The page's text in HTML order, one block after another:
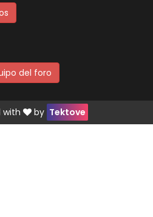
del foro
with by Tektove